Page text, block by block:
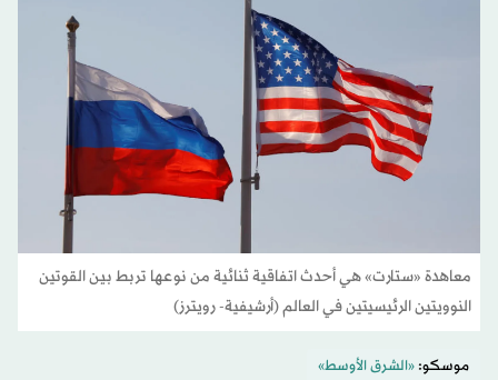
معاهدة «ستارت» هي أحدث اتفاقية ثنائية من نوعها تربط بين القوتين
النوويتين الرئيسيتين في العالم (أرشيفية- رويترز)
موسكو:«الشرق الأوسط»